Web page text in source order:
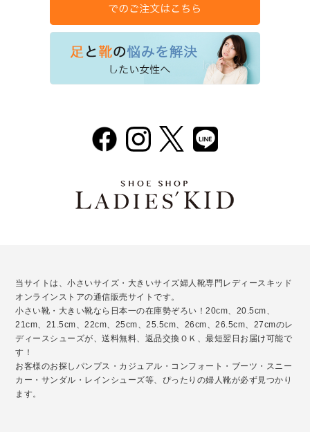
当サイトは、小さいサイズ・大きいサイズ婦人靴専門レディースキッド
オンラインストアの通信販売サイトです。
小さい靴・大きい靴なら日本一の在庫勢ぞろい！20cm、20.5cm、
21cm、21.5cm、22cm、25cm、25.5cm、26cm、26.5cm、27cmのレ
ディースシューズが、送料無料、返品交換ＯＫ、最短翌日お届け可能で
す！
お客様のお探しパンプス・カジュアル・コンフォート・ブーツ・スニー
カー・サンダル・レインシューズ等、ぴったりの婦人靴が必ず見つかり
ます。